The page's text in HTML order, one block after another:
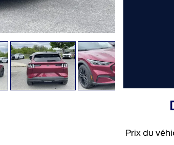
Prix ​​du